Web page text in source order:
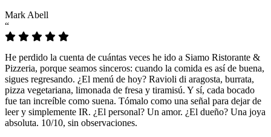
Mark Abell
“
He perdido la cuenta de cuántas veces he ido a Siamo Ristorante &
Pizzeria, porque seamos sinceros: cuando la comida es así de buena,
sigues regresando. ¿El menú de hoy? Ravioli di aragosta, burrata,
pizza vegetariana, limonada de fresa y tiramisú. Y sí, cada bocado
fue tan increíble como suena. Tómalo como una señal para dejar de
leer y simplemente IR. ¿El personal? Un amor. ¿El dueño? Una joya
absoluta. 10/10, sin observaciones.